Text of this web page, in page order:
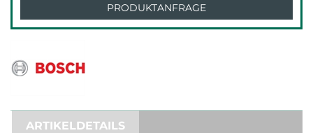
PRODUKTANFRAGE
ARTIKELDETAILS